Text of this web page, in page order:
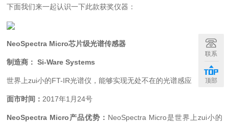
下面我们来一起认识一下此款获奖仪器：
NeoSpectra Micro芯片级光谱传感器
制造商： Si-Ware Systems
世界上zui小的FT-IR光谱仪，能够实现无处不在的光谱感应
面市时间： 2017年1月24号
NeoSpectra Micro产品优势： NeoSpectra Micro是世界上zui小的
联系
顶部